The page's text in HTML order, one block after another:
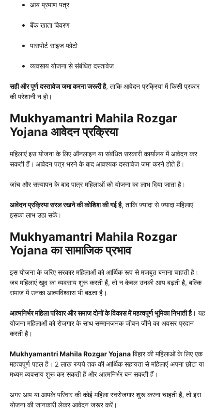
आय प्रमाण पत्र
बैंक खाता विवरण
पासपोर्ट साइज फोटो
व्यवसाय योजना से संबंधित दस्तावेज
सही और पूर्ण दस्तावेज जमा करना जरूरी है, ताकि आवेदन प्रक्रिया में किसी प्रकार
की परेशानी न हो।
Mukhyamantri Mahila Rozgar
Yojana आवेदन प्रक्रिया
महिलाएं इस योजना के लिए ऑनलाइन या संबंधित सरकारी कार्यालय में आवेदन कर
सकती हैं। आवेदन पत्र भरने के बाद आवश्यक दस्तावेज जमा करने होते हैं।
जांच और सत्यापन के बाद पात्र महिलाओं को योजना का लाभ दिया जाता है।
आवेदन प्रक्रिया सरल रखने की कोशिश की गई है, ताकि ज्यादा से ज्यादा महिलाएं
इसका लाभ उठा सकें।
Mukhyamantri Mahila Rozgar
Yojana का सामाजिक प्रभाव
इस योजना के जरिए सरकार महिलाओं को आर्थिक रूप से मजबूत बनाना चाहती है।
जब महिलाएं खुद का व्यवसाय शुरू करती हैं, तो न केवल उनकी आय बढ़ती है, बल्कि
समाज में उनका आत्मविश्वास भी बढ़ता है।
आत्मनिर्भर महिला परिवार और समाज दोनों के विकास में महत्वपूर्ण भूमिका निभाती है। यह
योजना महिलाओं को रोजगार के साथ सम्मानजनक जीवन जीने का अवसर प्रदान
करती है।
Mukhyamantri Mahila Rozgar Yojana बिहार की महिलाओं के लिए एक
महत्वपूर्ण पहल है। 2 लाख रुपये तक की आर्थिक सहायता से महिलाएं अपना छोटा या
मध्यम व्यवसाय शुरू कर सकती हैं और आत्मनिर्भर बन सकती हैं।
अगर आप या आपके परिवार की कोई महिला स्वरोजगार शुरू करना चाहती हैं, तो इस
योजना की जानकारी लेकर आवेदन जरूर करें।